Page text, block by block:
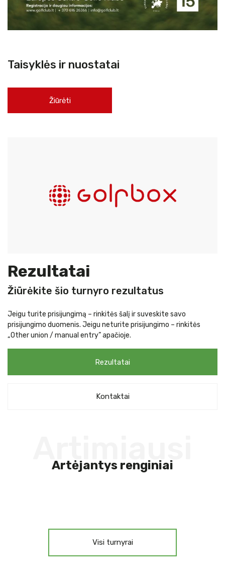
Taisyklės ir nuostatai
Žiūrėti
Rezultatai
Žiūrėkite šio turnyro rezultatus
Jeigu turite prisijungimą – rinkitės šalį ir suveskite savo
prisijungimo duomenis. Jeigu neturite prisijungimo – rinkitės
„Other union / manual entry” apačioje.
Rezultatai
Kontaktai
Artėjantys renginiai
Visi turnyrai